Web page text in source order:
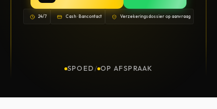
24/7 Cash · Bancontact Verzekeringsdossier op aanvraag
SPOED / OP AFSPRAAK